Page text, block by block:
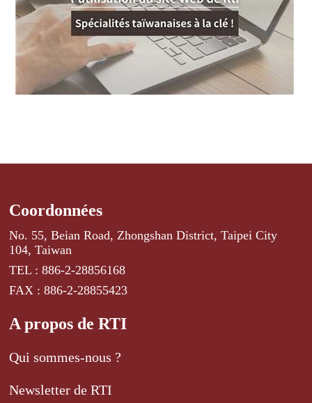
Coordonnées
No. 55, Beian Road, Zhongshan District, Taipei City
104, Taiwan
TEL : 886-2-28856168
FAX : 886-2-28855423
A propos de RTI
Qui sommes-nous ?
Newsletter de RTI